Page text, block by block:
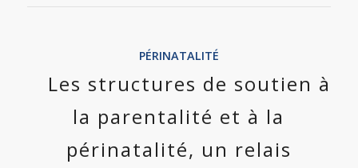
PÉRINATALITÉ
Les structures de soutien à
la parentalité et à la
périnatalité, un relais